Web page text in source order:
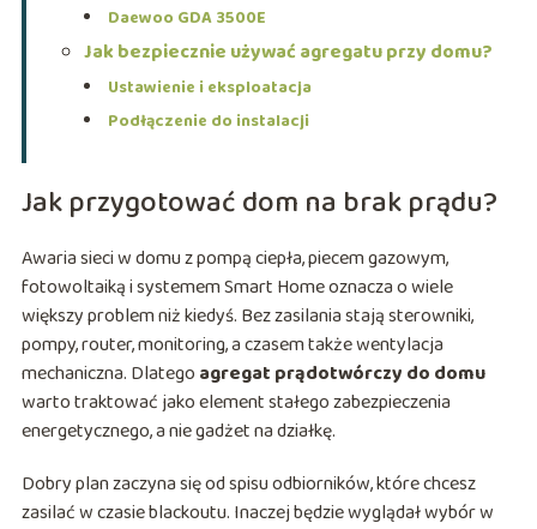
Daewoo GDA 3500E
Jak bezpiecznie używać agregatu przy domu?
Ustawienie i eksploatacja
Podłączenie do instalacji
Jak przygotować dom na brak prądu?
Awaria sieci w domu z pompą ciepła, piecem gazowym,
fotowoltaiką i systemem Smart Home oznacza o wiele
większy problem niż kiedyś. Bez zasilania stają sterowniki,
pompy, router, monitoring, a czasem także wentylacja
mechaniczna. Dlatego agregat prądotwórczy do domu
warto traktować jako element stałego zabezpieczenia
energetycznego, a nie gadżet na działkę.
Dobry plan zaczyna się od spisu odbiorników, które chcesz
zasilać w czasie blackoutu. Inaczej będzie wyglądał wybór w